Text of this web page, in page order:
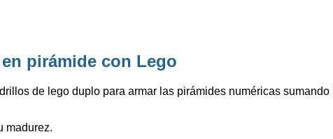
en pirámide con Lego
de lego duplo para armar las pirámides numéricas
madurez.